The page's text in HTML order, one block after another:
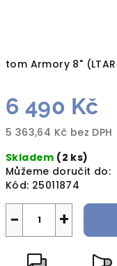
tom Armory 8"
6 490 Kč
5 363,64 Kč bez DPH
cena:
Skladem (2 ks)
Můžeme doručit do:
Kód: 25011874
+
−